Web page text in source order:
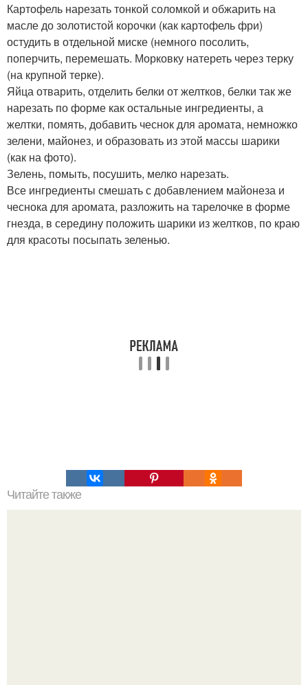
Картофель нарезать тонкой соломкой и обжарить на
масле до золотистой корочки (как картофель фри)
остудить в отдельной миске (немного посолить,
поперчить, перемешать. Морковку натереть через терку
(на крупной терке).
Яйца отварить, отделить белки от желтков, белки так же
нарезать по форме как остальные ингредиенты, а
желтки, помять, добавить чеснок для аромата, немножко
зелени, майонез, и образовать из этой массы шарики
(как на фото).
Зелень, помыть, посушить, мелко нарезать.
Все ингредиенты смешать с добавлением майонеза и
чеснока для аромата, разложить на тарелочке в форме
гнезда, в середину положить шарики из желтков, по краю
для красоты посыпать зеленью.
Читайте также